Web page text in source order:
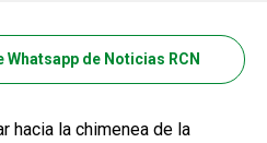
Whatsapp de Noticias RCN
hacia la chimenea de la